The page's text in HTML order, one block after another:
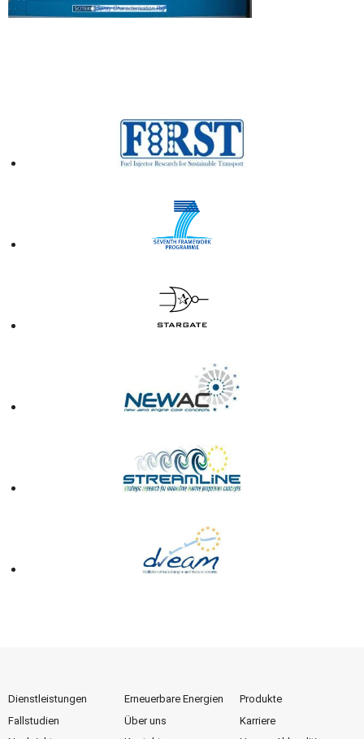
Dienstleistungen Erneuerbare Energien
Produkte
Fallstudien
Über uns
Karriere